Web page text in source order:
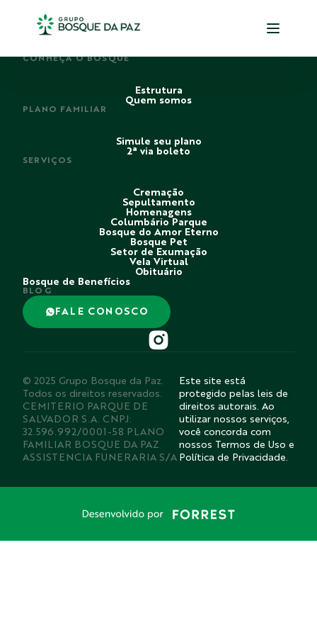
CONHEÇA O BOSQUE
Estrutura
Quem somos
PLANO FAMILIAR
Simule seu plano
2ª via boleto
SERVIÇOS
Cremação
Sepultamento
Homenagens
Columbário Parque
Bosque do Amor Eterno
Bosque Pet
Setor de Exumação
Vela Virtual
Obituário
Bosque de Benefícios
BLOG
FALE CONOSCO
© 2025 Grupo Bosque da Paz.
Todos os direitos reservados.
CEMITERIO PARQUE DE
SALVADOR S.A. CNPJ:
32.596.992/0001-58 PLANO
FAMILIAR BOSQUE DA PAZ
ASSISTENCIA FUNERARIA S/A
Este site está
protegido pelas leis de
direitos autorais. Ao
utilizar nossos serviços,
você concorda com
nossos Termos de Uso e
Política de Privacidade.